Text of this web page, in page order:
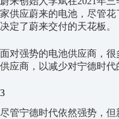
家供应蔚来的电池，尽管
决定了蔚来交付的天花板。
面对强势的电池供应商，
供应商，以减少对宁德时代
3
尽管宁德时代依然强势，但